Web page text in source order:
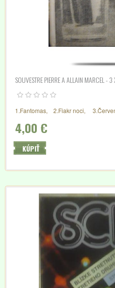
SOUVESTRE PIERRE A ALLAIN MARCEL - 3
1.Fantomas, 2.Fiakr noci,
4,00 €
KÚPIŤ